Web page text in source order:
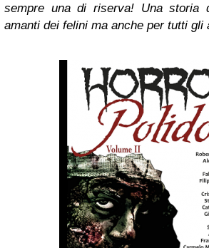
sempre una di riserva! Una storia
amanti dei felini ma anche per tutti gli